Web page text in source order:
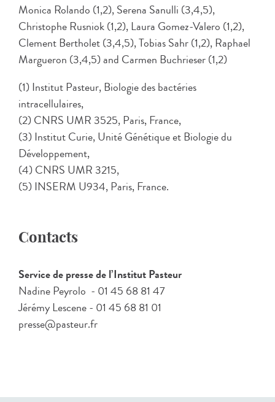
Monica Rolando (1,2), Serena Sanulli (3,4,5),
Christophe Rusniok (1,2), Laura Gomez-Valero (1,2),
Clement Bertholet (3,4,5), Tobias Sahr (1,2), Raphael
Margueron (3,4,5) and Carmen Buchrieser (1,2)
(1) Institut Pasteur, Biologie des bactéries
intracellulaires,
(2) CNRS UMR 3525, Paris, France,
(3) Institut Curie, Unité Génétique et Biologie du
Développement,
(4) CNRS UMR 3215,
(5) INSERM U934, Paris, France.
Contacts
Service de presse de l’Institut Pasteur
Nadine Peyrolo - 01 45 68 81 47
Jérémy Lescene - 01 45 68 81 01
presse@pasteur.fr